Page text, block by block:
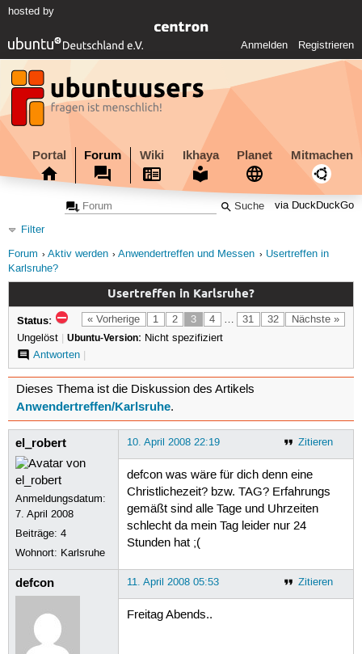
hosted by
Anmelden Registrieren
Portal Forum Wiki Ikhaya Planet Mitmachen
via DuckDuckGo
Filter
Forum
Aktiv werden Anwendertreffen und Messen
Usertreffen in
Karlsruhe?
Usertreffen in Karlsruhe?
« Vorherige 1 2 3 4 … 31 32 Nächste »
Status:
Ungelöst | Ubuntu-Version: Nicht spezifiziert
Antworten|
Dieses Thema ist die Diskussion des Artikels
Anwendertreffen/Karlsruhe.
el_robert
Anmeldungsdatum:
7. April 2008
Beiträge:4
Wohnort: Karlsruhe
Zitieren
10. April 2008 22:19
defcon was wäre für dich denn eine
Christlichezeit? bzw. TAG? Erfahrungs
gemäßt sind alle Tage und Uhrzeiten
schlecht da mein Tag leider nur 24
Stunden hat ;(
defcon Zitieren
11. April 2008 05:53
Freitag Abends..